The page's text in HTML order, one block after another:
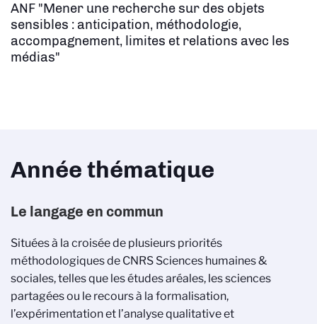
ANF "Mener une recherche sur des objets
sensibles : anticipation, méthodologie,
accompagnement, limites et relations avec les
médias"
Année thématique
Le langage en commun
Situées à la croisée de plusieurs priorités
méthodologiques de CNRS Sciences humaines &
sociales, telles que les études aréales, les sciences
partagées ou le recours à la formalisation,
l’expérimentation et l’analyse qualitative et